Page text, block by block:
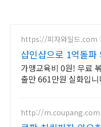
https://피자와일드.com
샵인샵으로 1억돌
가맹교육비 0원! 무료
출만 661만원 실화입
http://m.coupang.com